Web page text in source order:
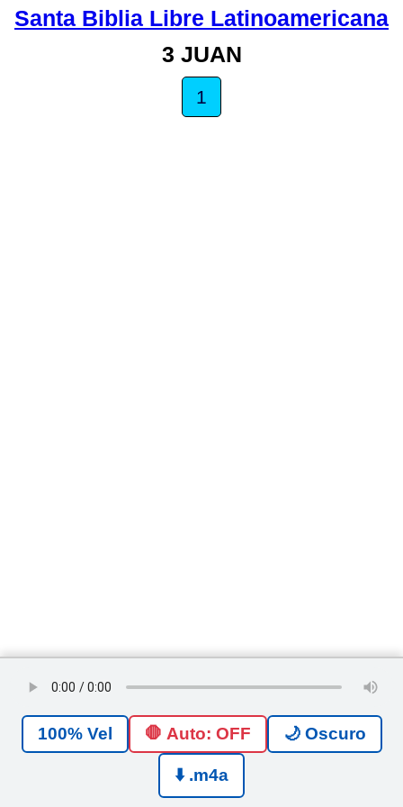
Santa Biblia Libre Latinoamericana
3 JUAN
1
🛑 Auto: OFF 🌙 Oscuro
⬇️ .m4a